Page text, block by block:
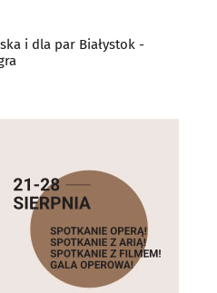
i dla par Białystok -